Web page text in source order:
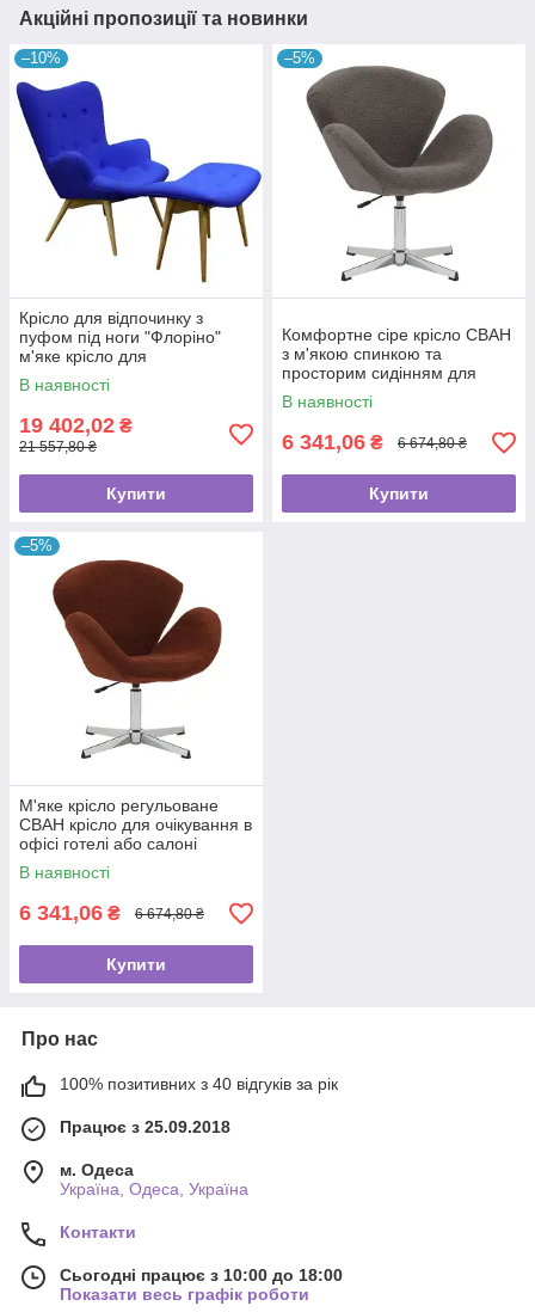
Акційні пропозиції та новинки
–10%
Крісло для відпочинку з
пуфом під ноги "Флоріно"
м'яке крісло для
комфортного очікування
В наявності
19 402,02 ₴
21 557,80 ₴
Купити
–5%
Комфортне сіре крісло СВАН
з м'якою спинкою та
просторим сидінням для
зони очікування
В наявності
6 341,06 ₴ 6 674,80 ₴
Купити
–5%
М'яке крісло регульоване
СВАН крісло для очікування в
офісі готелі або салоні
В наявності
6 341,06 ₴ 6 674,80 ₴
Купити
Про нас
100% позитивних з 40 відгуків за рік
Працює з 25.09.2018
м. Одеса
Україна, Одеса, Україна
Контакти
Сьогодні працює з 10:00 до 18:00
Показати весь графік роботи